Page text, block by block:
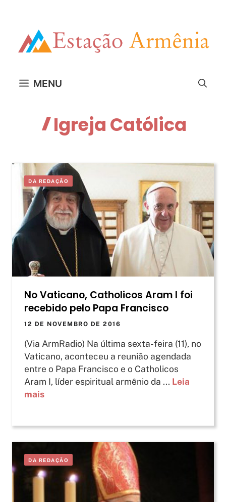
MENU
Igreja Católica
DA REDAÇÃO
No Vaticano, Catholicos Aram I foi
recebido pelo Papa Francisco
12 DE NOVEMBRO DE 2016
(Via ArmRadio) Na última sexta-feira (11), no
Vaticano, aconteceu a reunião agendada
entre o Papa Francisco e o Catholicos
Aram I, líder espiritual armênio da ... Leia
mais
DA REDAÇÃO